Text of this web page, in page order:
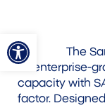
פתח
The
enterprise-
capacity with
factor.